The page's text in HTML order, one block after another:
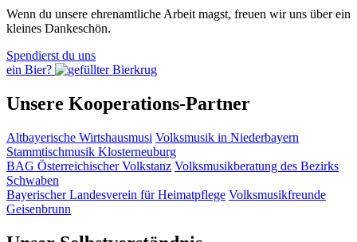
Wenn du unsere ehrenamtliche Arbeit magst, freuen wir uns über ein
kleines Dankeschön.
Spendierst du uns
ein Bier?
Unsere Kooperations-Partner
Altbayerische Wirtshausmusi Volksmusik in Niederbayern
Stammtischmusik Klosterneuburg
BAG Österreichischer Volkstanz Volksmusikberatung des Bezirks
Schwaben
Bayerischer Landesverein für Heimatpflege Volksmusikfreunde
Geisenbrunn